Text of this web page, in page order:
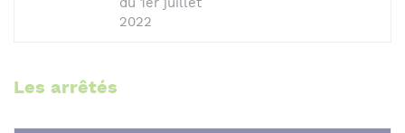
du 1er juillet
2022
Les arrêtés